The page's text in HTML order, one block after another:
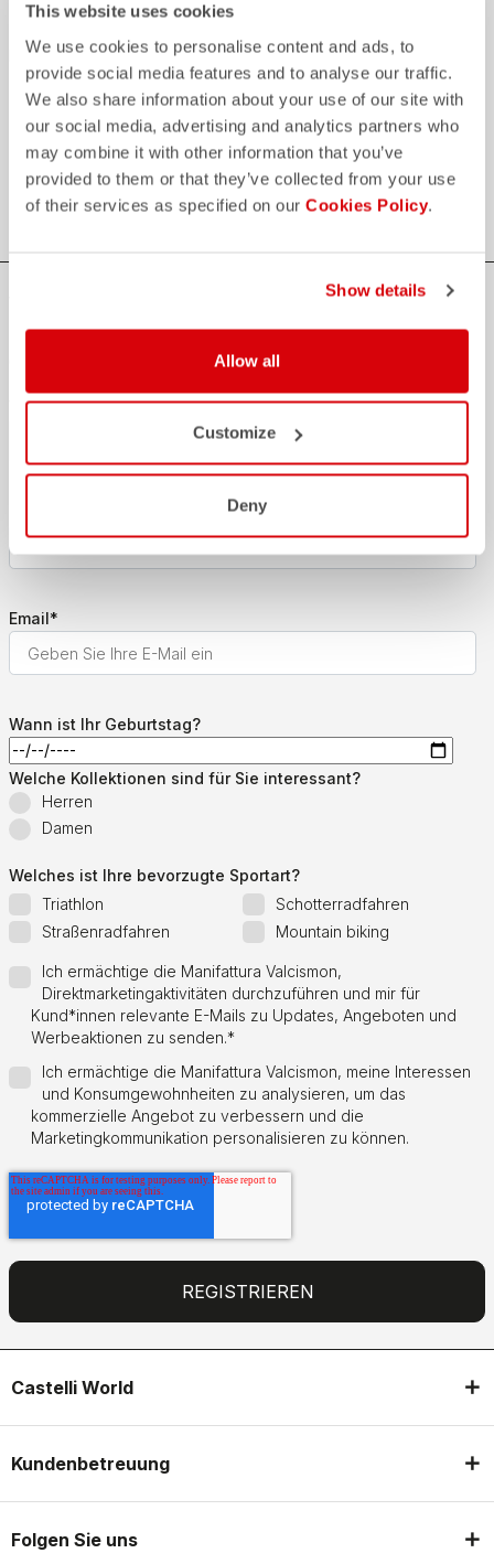
This website uses cookies
We use cookies to personalise content and ads, to
provide social media features and to analyse our traffic.
We also share information about your use of our site with
our social media, advertising and analytics partners who
may combine it with other information that you’ve
provided to them or that they’ve collected from your use
of their services as specified on our Cookies Policy.
Show details
Allow all
Customize
Deny
SICHER EINKAUFEN
Der Support, den du brauchst, mit Castelli Qualität in jedem Detail.
credit_card FLEXIBLE UND SICHERE ZAHLUNGEN
local_shipping VERSAND IN 3/5 ARBEITSTAGEN
shieldCASTELLI GARANTIE UND QUALITÄT
WERDEN SIE TEIL DER CASTELLI-WELT
Seien Sie der Erste, der über besondere Neuigkeiten von
Vorname
Email*
Wann ist Ihr Geburtstag?
Welche Kollektionen sind für Sie interessant?
Herren
Damen
Welches ist Ihre bevorzugte Sportart?
Triathlon
Schotterradfahren
Straßenradfahren
Mountain biking
Ich ermächtige die Manifattura Valcismon,
Direktmarketingaktivitäten durchzuführen und mir für
Kund*innen relevante E-Mails zu Updates, Angeboten und
Werbeaktionen zu senden.*
Ich ermächtige die Manifattura Valcismon, meine Interessen
und Konsumgewohnheiten zu analysieren, um das
kommerzielle Angebot zu verbessern und die
Marketingkommunikation personalisieren zu können.
Castelli World
Kundenbetreuung
Folgen Sie uns